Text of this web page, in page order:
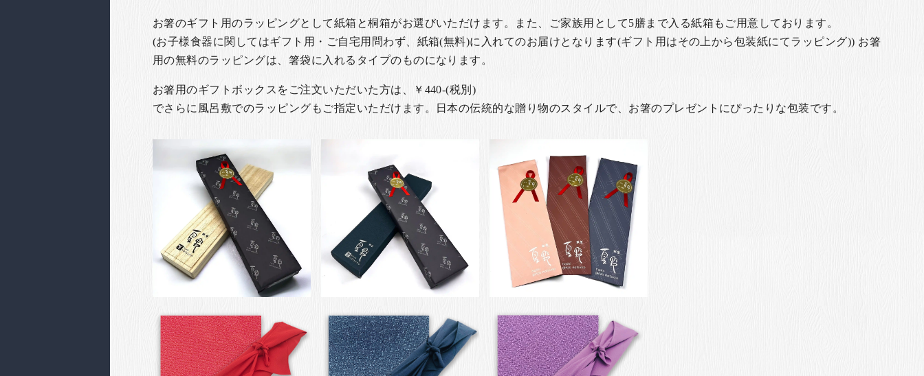
お箸のギフト用のラッピングとして紙箱と桐箱がお選びいただけます。また、ご家族用として5膳まで入る紙箱もご用意しております。
(お子様食器に関してはギフト用・ご自宅用問わず、紙箱(無料)に入れてのお届けとなります(ギフト用はその上から包装紙にてラッピング)) お箸
用の無料のラッピングは、箸袋に入れるタイプのものになります。
お箸用のギフトボックスをご注文いただいた方は、￥440-(税別)
でさらに風呂敷でのラッピングもご指定いただけます。日本の伝統的な贈り物のスタイルで、お箸のプレゼントにぴったりな包装です。